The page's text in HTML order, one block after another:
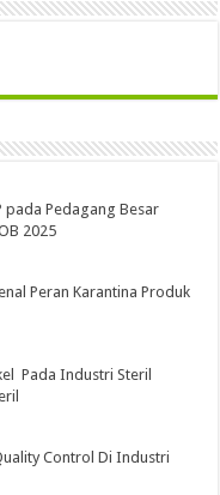
pada Pedagang Besar
2025
Peran Karantina Produk
Pada Industri Steril
Control Di Industri